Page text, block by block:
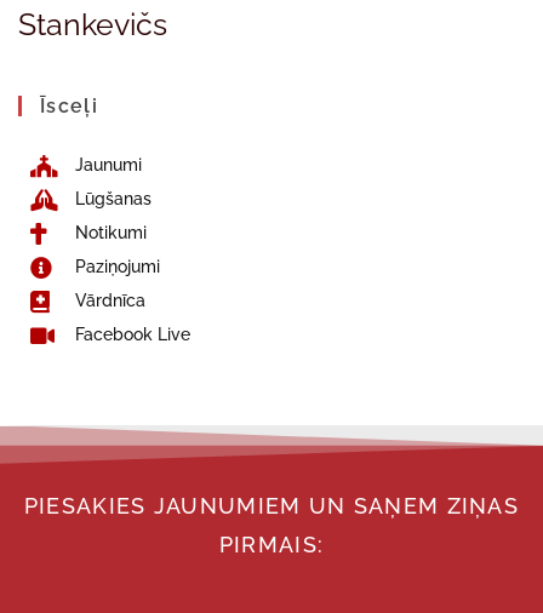
Stankevičs
Īsceļi
Jaunumi
Lūgšanas
Notikumi
Paziņojumi
Vārdnīca
Facebook Live
PIESAKIES JAUNUMIEM UN SAŅEM ZIŅAS
PIRMAIS: